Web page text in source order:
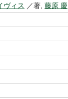
ヴィス ／著, 藤原 慶